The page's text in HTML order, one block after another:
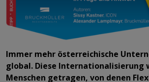
Immer mehr österreichische
global. Diese Internationalisierung
Menschen getragen, von denen